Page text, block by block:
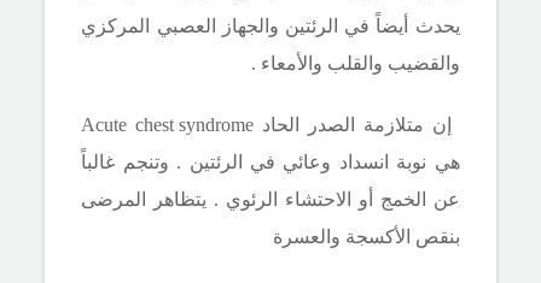
يحدث أيضاً في الرئتين والجهاز العصبي المركزي
والقضيب والقلب والأمعاء .
إن متلازمة الصدر الحاد Acute chest syndrome
هي نوبة انسداد وعائي في الرئتين . وتنجم غالباً
عن الخمج أو الاحتشاء الرئوي . يتظاهر المرضى
بنقص الأكسجة والعسرة